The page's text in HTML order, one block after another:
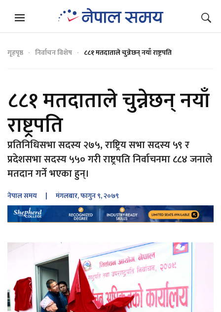
गृहपृष्ठ निर्वाचन विशेष ८८१ मतदाताले चुन्नेछन् नयाँ राष्ट्रपति
८८१ मतदाताले चुन्नेछन् नयाँ
राष्ट्रपति
प्रतिनिधिसभा सदस्य २७५, राष्ट्रिय सभा सदस्य ५९ र
प्रदेशसभा सदस्य ५५० गरी राष्ट्रपति निर्वाचनमा ८८४ जनाले
मतदान गर्ने भएका हुन्।
नेपाल समय | मंगलबार, फागुन ९, २०७९